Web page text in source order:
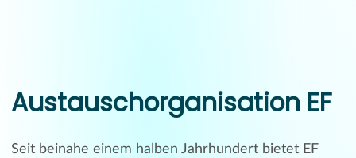
Austauschorganisation EF
Seit beinahe einem halben Jahrhundert bietet EF